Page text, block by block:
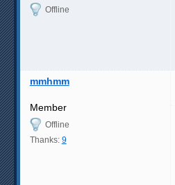
Offline
mmhmm
Member
Offline
Thanks: 9